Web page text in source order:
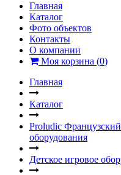
Главная
Каталог
Фото объектов
Контакты
О компании
Моя корзина (0)
Главная
Каталог
Proludic
оборудования
Детское игровое